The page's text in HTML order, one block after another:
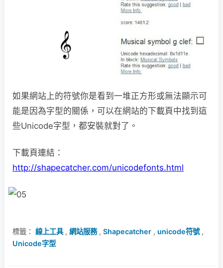
如果網站上的符號你是看到一堆正方形或無法顯示可
能是因為字型的關係，可以在網站的下載頁中找到這
些Unicode字型，都安裝就對了。
下載頁連結：
http://shapecatcher.com/unicodefonts.html
標籤： 線上工具, 網站服務, Shapecatcher , unicode符號,
Unicode字型